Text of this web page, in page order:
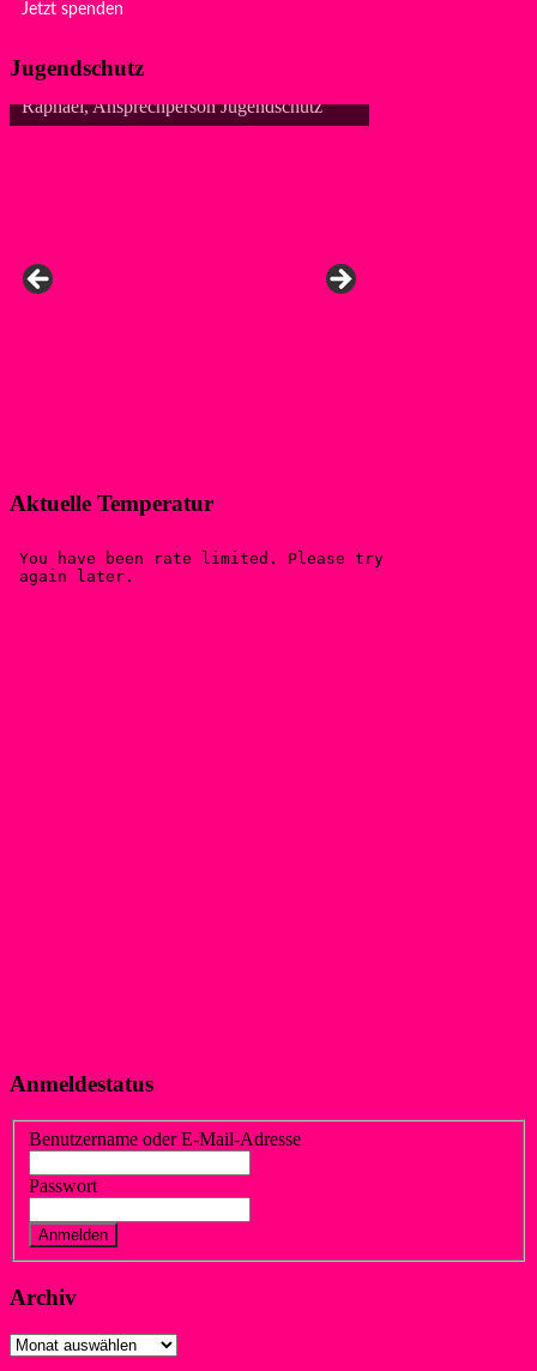
Jetzt spenden
Jugendschutz
Aktuelle Temperatur
Anmeldestatus
Benutzername oder E-Mail-Adresse
Passwort
Archiv
Archiv